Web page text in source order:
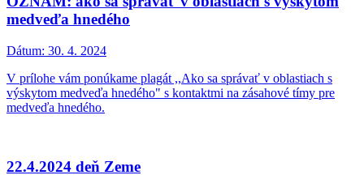
medveďa hnedého
Dátum: 30. 4. 2024
V prílohe vám ponúkame plagát ,,Ako sa správať v oblastiach s
výskytom medveďa hnedého" s kontaktmi na zásahové tímy pre
medveďa hnedého.
22.4.2024 deň Zeme